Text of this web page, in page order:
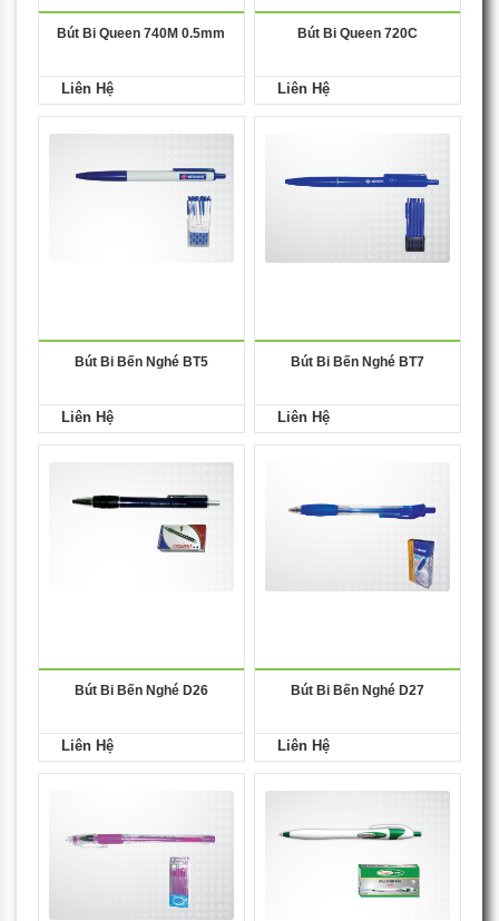
Bút Bi Queen 740M 0.5mm
Liên Hệ
Bút Bi Queen 720C
Liên Hệ
Bút Bi Bến Nghé BT5
Liên Hệ
Bút Bi Bến Nghé BT7
Liên Hệ
Bút Bi Bến Nghé D26
Liên Hệ
Bút Bi Bến Nghé D27
Liên Hệ